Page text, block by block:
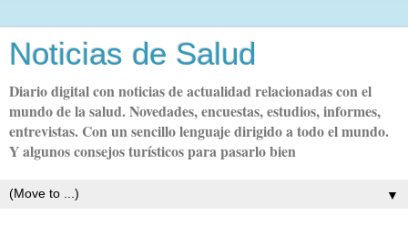
Noticias de Salud
Diario digital con noticias de actualidad relacionadas con el
mundo de la salud. Novedades, encuestas, estudios, informes,
entrevistas. Con un sencillo lenguaje dirigido a todo el mundo.
Y algunos consejos turísticos para pasarlo bien
▼